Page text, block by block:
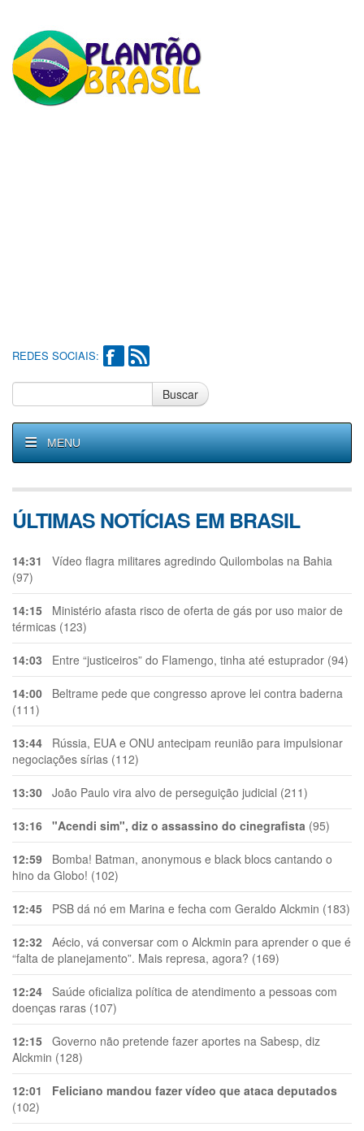
REDES SOCIAIS:
Buscar
MENU
ÚLTIMAS NOTÍCIAS EM BRASIL
14:31 Vídeo flagra militares agredindo Quilombolas na Bahia
(97)
14:15 Ministério afasta risco de oferta de gás por uso maior de
térmicas (123)
14:03 Entre “justiceiros” do Flamengo, tinha até estuprador (94)
14:00 Beltrame pede que congresso aprove lei contra baderna
(111)
13:44 Rússia, EUA e ONU antecipam reunião para impulsionar
negociações sírias (112)
13:30 João Paulo vira alvo de perseguição judicial (211)
13:16 "Acendi sim", diz o assassino do cinegrafista (95)
12:59 Bomba! Batman, anonymous e black blocs cantando o
hino da Globo! (102)
12:45 PSB dá nó em Marina e fecha com Geraldo Alckmin (183)
12:32 Aécio, vá conversar com o Alckmin para aprender o que é
“falta de planejamento”. Mais represa, agora? (169)
12:24 Saúde oficializa política de atendimento a pessoas com
doenças raras (107)
12:15 Governo não pretende fazer aportes na Sabesp, diz
Alckmin (128)
12:01
Feliciano mandou fazer vídeo que ataca deputados
(102)